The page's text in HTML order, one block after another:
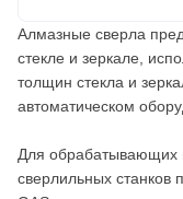
Алмазные сверла
стекле и зеркале,
толщин стекла и
автоматическом
Для обрабатывающих
сверлильных станков